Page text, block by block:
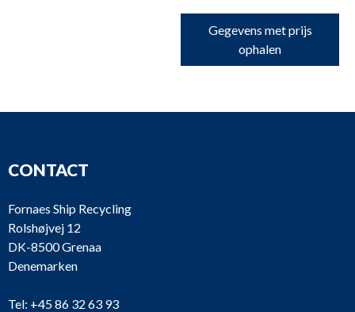
Gegevens met prijs
ophalen
CONTACT
Fornaes Ship Recycling
Rolshøjvej 12
DK-8500 Grenaa
Denemarken
Tel: +45 86 32 63 93